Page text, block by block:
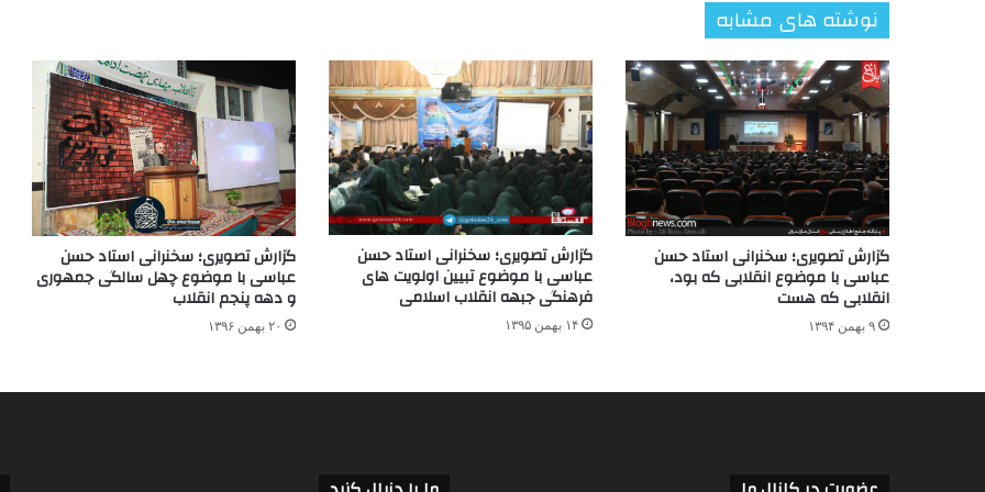
نوشته های مشابه
گزارش تصویری؛ سخنرانی استاد حسن
عباسی با موضوع انقلابی که بود،
انقلابی که هست
۹ بهمن ۱۳۹۴
گزارش تصویری؛ سخنرانی استاد حسن
عباسی با موضوع تبیین اولویت های
فرهنگی جبهه انقلاب اسلامی
۱۴ بهمن ۱۳۹۵
گزارش تصویری؛ سخنرانی استاد حسن
عباسی با موضوع چهل سالگی جمهوری
و دهه پنجم انقلاب
۲۰ بهمن ۱۳۹۶